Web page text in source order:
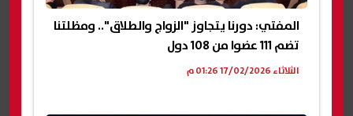
المفتي: دورنا يتجاوز "الزواج والطلاق".. ومظلتنا
تضم 111 عضوا من 108 دول
الثلاثاء 17/02/2026 01:26 م